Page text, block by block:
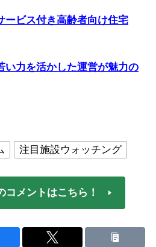
ービス付き高齢者向け住宅
い力を活かした運営が魅力の
注目施設ウォッチング
コメントはこちら！